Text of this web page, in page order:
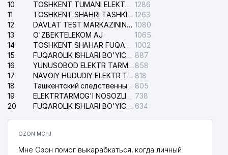
10
TOSHKENT TUMANI ELEKTR TARMOG'I AVARIYA XIZMATI 1286
11
TOSHKENT SHAHRI TASHKILOT TELEFONLARI HAQIDA MA'LUMOT BYUROSI 1263
12
DAVLAT TEST MARKAZINING ISHONCH TELEFONLARI 1080
13
O'ZBEKTELEKOM AJ
1065
14
TOSHKENT SHAHAR FUQAROLIK ISHLARI BO'YICHA SUDI 1002
15
FUQAROLIK ISHLARI BO'YICHA YAKKASAROY TUMANLARARO SUDI 887
16
YUNUSOBOD ELEKTR TARMOG'I NOSOZLIKLARI XIZMATI 858
17
NAVOIY HUDUDIY ELEKTR TARMOQLARI KORXONASI AJ 818
18
Ташкентский следственный изолятор 805
19
ELEKTRTARMOG'I NOSOZLIKLARINI TO'ZATISH SERGELI XIZMATI 738
20
FUQAROLIK ISHLARI BO'YICHA UCH-TEPA TUMANI SUDI 634
OZON MChJ
Мне Озон помог выкарабкаться, когда личный